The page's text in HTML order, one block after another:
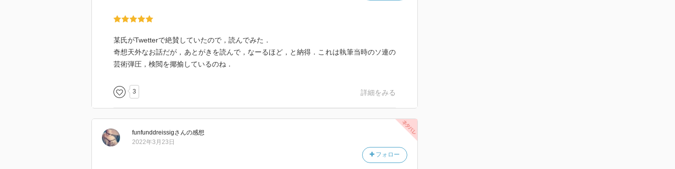
抑圧されても、発禁となっても、焚書の憂き目にあっても、原稿は、物語は、消えない。
灰となってもまた、不死鳥のように高く舞い上がる。
その力は時空をつなぎ、作者と読者とを直につなぐのだ。
不思議な感慨を呼ぶ１作。
アパート、50号室に到る壁面にあったファンの落書き」だそうで、これが素敵。ブルガー
コフ、ほんとに「50号室」に住んでたんですね（笑）
某氏がTwetterで絶賛していたので，読んでみた．
奇想天外なお話だが，あとがきを読んで，なーるほど，と納得．これは執筆当時のソ連の
芸術弾圧，検閲を揶揄しているのね．
3 詳細をみる
funfunddreissigさんの感想
フォロー
2022年3月23日